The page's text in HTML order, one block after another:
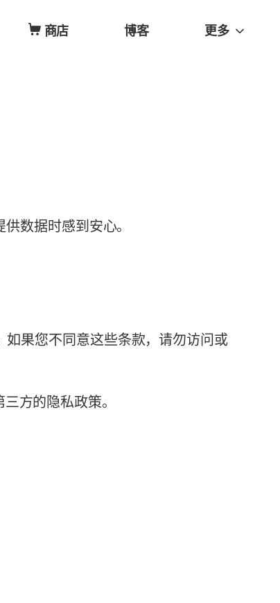
商店 博客 更多
数据时感到安心。
果您不同意这些条款，请勿访问或
方的隐私政策。